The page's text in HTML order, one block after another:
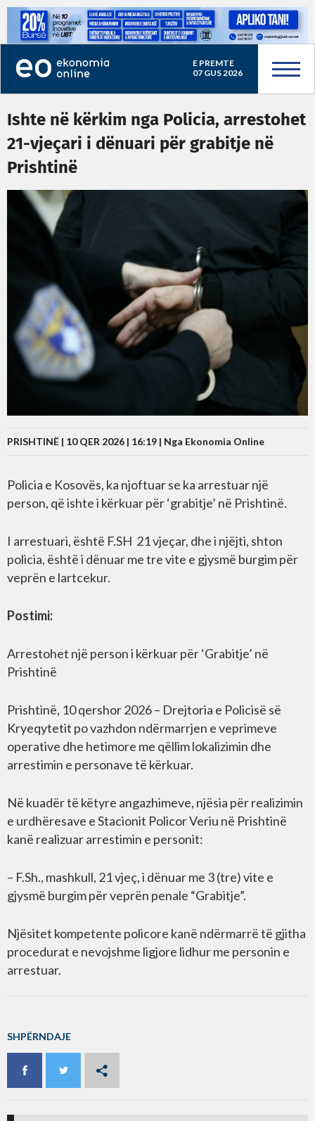
E PREMTE
07 GUS 2026
Ishte në kërkim nga Policia, arrestohet
21-vjeçari i dënuari për grabitje në
Prishtinë
PRISHTINË | 10 QER 2026 | 16:19 | Nga Ekonomia Online
Policia e Kosovës, ka njoftuar se ka arrestuar një
person, që ishte i kërkuar për ‘grabitje’ në Prishtinë.
I arrestuari, është F.SH 21 vjeçar, dhe i njëjti, shton
policia, është i dënuar me tre vite e gjysmë burgim për
veprën e lartcekur.
Postimi:
Arrestohet një person i kërkuar për ‘Grabitje’ në
Prishtinë
Prishtinë, 10 qershor 2026 – Drejtoria e Policisë së
Kryeqytetit po vazhdon ndërmarrjen e veprimeve
operative dhe hetimore me qëllim lokalizimin dhe
arrestimin e personave të kërkuar.
Në kuadër të këtyre angazhimeve, njësia për realizimin
e urdhëresave e Stacionit Policor Veriu në Prishtinë
kanë realizuar arrestimin e personit:
– F.Sh., mashkull, 21 vjeç, i dënuar me 3 (tre) vite e
gjysmë burgim për veprën penale “Grabitje”.
Njësitet kompetente policore kanë ndërmarrë të gjitha
procedurat e nevojshme ligjore lidhur me personin e
arrestuar.
SHPËRNDAJE